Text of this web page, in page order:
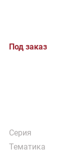
Под заказ
Серия
Тематика